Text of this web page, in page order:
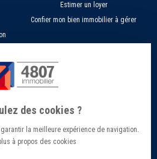
Estimer un loyer
Confier mon bien immobilier à gérer
SERVICES EN LIGNE
Estimer mon bien immobilier en ligne
Candidature location
Offres d’emploi - Recrutement
des cookies ?
la meilleure expérience de navigation.
à propos des cookies